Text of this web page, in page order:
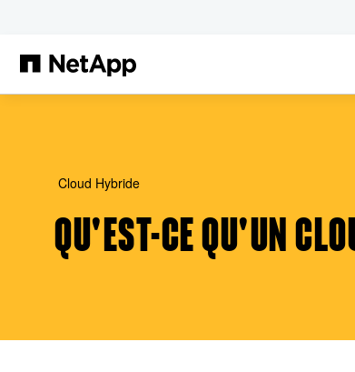
Cloud Hybride
QU'EST-CE QU'UN